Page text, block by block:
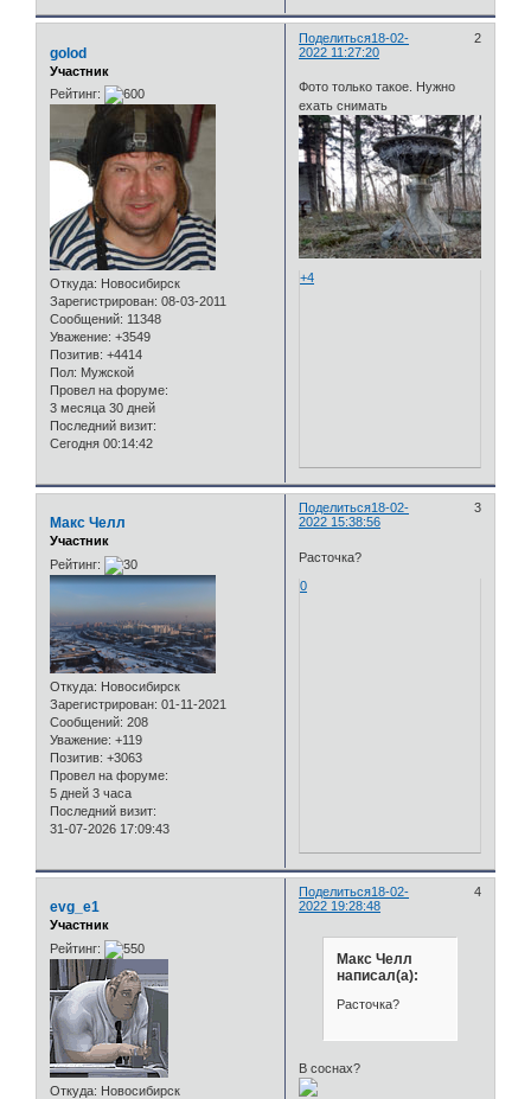
Поделиться 2
18-02-
2022 11:27:20
golod
Участник
Рейтинг:
Откуда: Новосибирск
Зарегистрирован: 08-03-2011
Сообщений: 11348
Уважение: +3549
Позитив: +4414
Пол: Мужской
Провел на форуме:
3 месяца 30 дней
Последний визит:
Сегодня 00:14:42
Фото только такое. Нужно
ехать снимать
+4
Поделиться 3
18-02-
2022 15:38:56
Макс Челл
Участник
Рейтинг:
Откуда: Новосибирск
Зарегистрирован: 01-11-2021
Сообщений: 208
Уважение: +119
Позитив: +3063
Провел на форуме:
5 дней 3 часа
Последний визит:
31-07-2026 17:09:43
Расточка?
0
Поделиться 4
18-02-
2022 19:28:48
evg_e1
Участник
Рейтинг:
Откуда: Новосибирск
Макс Челл
написал(а):
Расточка?
В соснах?